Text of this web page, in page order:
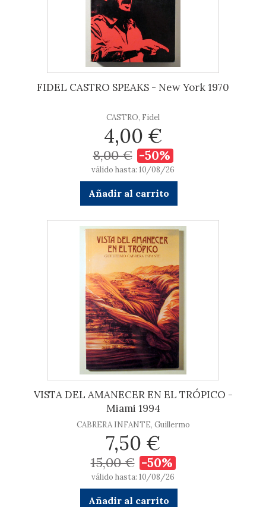
FIDEL CASTRO SPEAKS - New York 1970
CASTRO, Fidel
4,00 €
8,00 € -50%
válido hasta: 10/08/26
Añadir al carrito
VISTA DEL AMANECER EN EL TRÓPICO -
Miami 1994
CABRERA INFANTE, Guillermo
7,50 €
15,00 € -50%
válido hasta: 10/08/26
Añadir al carrito